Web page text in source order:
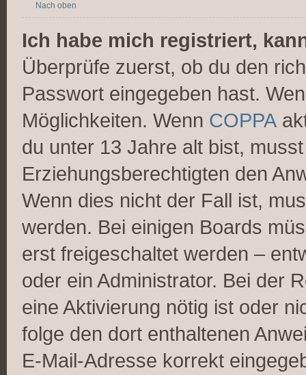
Nach oben
Ich habe mich registriert,
Überprüfe zuerst, ob du den
Passwort eingegeben hast.
Möglichkeiten. Wenn COPPA
du unter 13 Jahre alt bist,
Erziehungsberechtigten den
Wenn dies nicht der Fall ist,
werden. Bei einigen Boards
erst freigeschaltet werden –
oder ein Administrator. Bei der
eine Aktivierung nötig ist oder
folge den dort enthaltenen
E-Mail-Adresse korrekt